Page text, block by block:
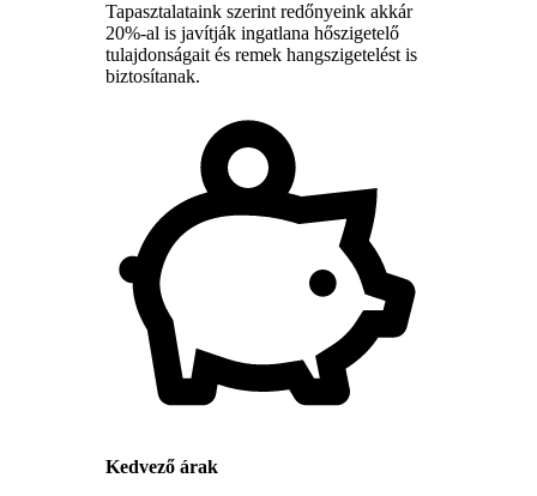
Tapasztalataink szerint redőnyeink akkár
20%-al is javítják ingatlana hőszigetelő
tulajdonságait és remek hangszigetelést is
biztosítanak.
Kedvező árak